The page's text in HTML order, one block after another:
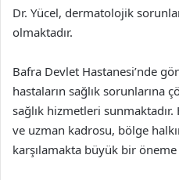
Dr. Yücel, dermatolojik
olmaktadır.
Bafra Devlet Hastanesi’nde
hastaların sağlık sorunlarına
sağlık hizmetleri
ve uzman kadrosu, bölge
karşılamakta büyük bir